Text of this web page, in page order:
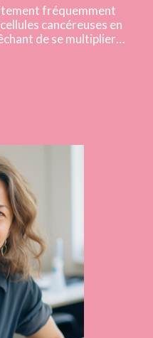
fréquemment
cancéreuses en
de se multiplier…